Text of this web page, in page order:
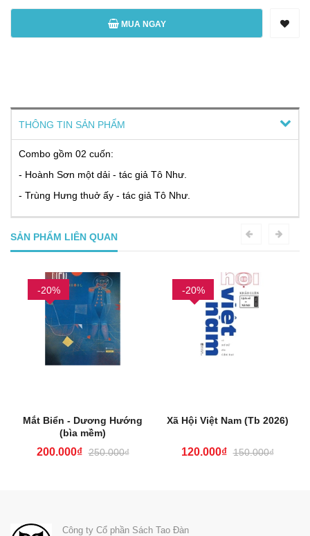
MUA NGAY
THÔNG TIN SẢN PHẨM
Combo gồm 02 cuốn:
- Hoành Sơn một dải - tác giả Tô Như.
- Trùng Hưng thuở ấy - tác giả Tô Như.
SẢN PHẨM LIÊN QUAN
-20%
Mắt Biển - Dương Hướng
(bìa mềm)
200.000₫ 250.000₫
-20%
Xã Hội Việt Nam (Tb 2026)
120.000₫ 150.000₫
Công ty Cổ phần Sách Tao Đàn